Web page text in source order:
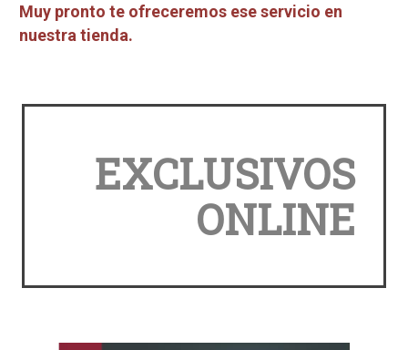
Muy pronto te ofreceremos ese servicio en
nuestra tienda.
EXCLUSIVOS
ONLINE